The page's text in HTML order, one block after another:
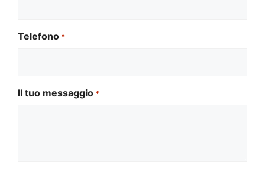
Telefono *
Il tuo messaggio *